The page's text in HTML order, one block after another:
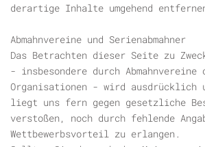
derartige Inhalte umgehend
Abmahnvereine und Serienabmahner
Das Betrachten dieser Seite zu
- insbesondere durch
Organisationen - wird ausdrücklich
liegt uns fern gegen gesetzliche
verstoßen, noch durch fehlende
Wettbewerbsvorteil zu erlangen.